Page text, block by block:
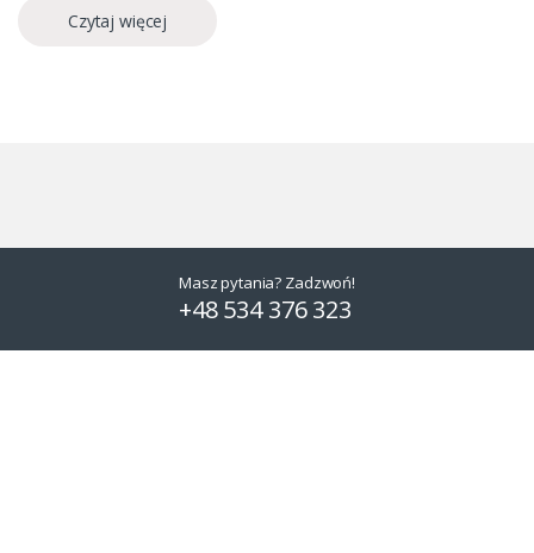
Czytaj więcej
Masz pytania? Zadzwoń!
+48 534 376 323